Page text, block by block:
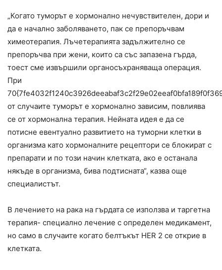
„Когато туморът е хормонално нечувствителен, дори и
да е начално заболяването, пак се препоръчвам
химеотерапия. Лъчетерапията задължително се
препоръчва при жени, които са със запазена гърда,
тоест сме извършили органосъхраняваща операция.
При
от случаите туморът е хормонално зависим, повлиява
се от хормонална терапия. Нейната идея е да се
потисне евентуално развитието на туморни клетки в
организма като хормоналните рецептори се блокират с
препарати и по този начин клетката, ако е останала
някъде в организма, бива подтисната“, казва още
специалистът.
В лечението на рака на гърдата се използва и таргетна
терапия- специално лечение с определен медикамент,
но само в случаите когато белтъкът HER 2 се открие в
клетката.